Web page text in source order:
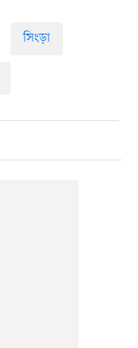
সিংড়া